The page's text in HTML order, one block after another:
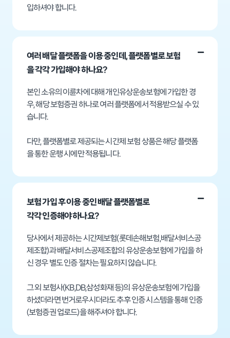
입하셔야 합니다. ​
여러 배달 플랫폼을 이용 중인데, 플랫폼별로 보험
을 각각 가입해야 하나요?
본인 소유의 이륜차에 대해 개인유상운송보험에 가입한 경
우, 해당 보험증권 하나로 여러 플랫폼에서 적용받으실 수 있
습니다.
다만, 플랫폼별로 제공되는 시간제 보험 상품은 해당 플랫폼
을 통한 운행 시에만 적용됩니다.
보험 가입 후 이용 중인 배달 플랫폼별로
각각 인증해야 하나요?
당사에서 제공하는 시간제보험(롯데손해보험,배달서비스공
제조합)과 배달서비스공제조합의 유상운송보험에 가입을 하
신 경우 별도 인증 절차는 필요하지 않습니다.
그 외 보험사(KB,DB,삼성화재 등)의 유상운송보험에 가입을
하셨더라면 번거로우시더라도 추후 인증 시스템을 통해 인증
(보험증권 업로드)을 해주셔야 합니다.